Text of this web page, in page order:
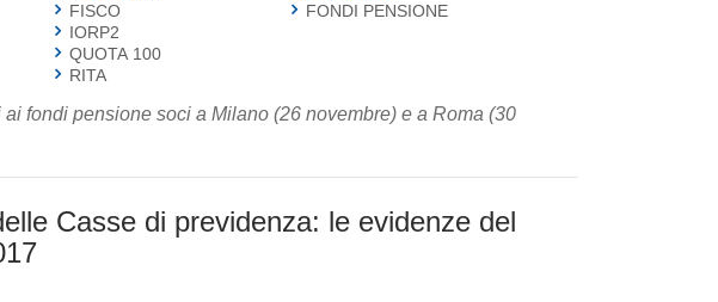
FISCO
IORP2
QUOTA 100
RITA
FONDI PENSIONE
fondi pensione soci a Milano (26 novembre) e a Roma (30
Casse di previdenza: le evidenze del